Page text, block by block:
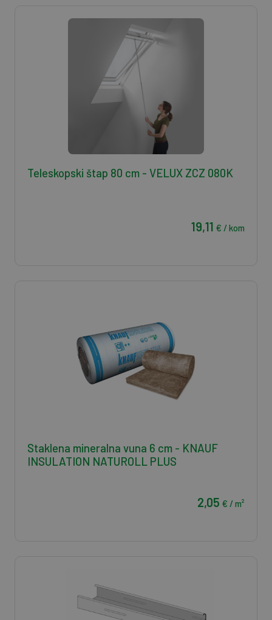
Teleskopski štap 80 cm - VELUX ZCZ 080K
19,11 € / kom
Staklena mineralna vuna 6 cm - KNAUF
INSULATION NATUROLL PLUS
2,05 € / m²